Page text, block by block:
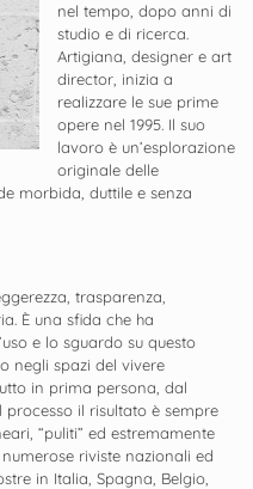
nel tempo, dopo anni di
studio e di ricerca.
Artigiana, designer e art
director, inizia a
realizzare le sue prime
opere nel 1995. Il suo
lavoro è un’esplorazione
originale delle
morbida, duttile e senza
trasparenza,
È una sfida che ha
e lo sguardo su questo
negli spazi del vivere
in prima persona, dal
processo il risultato è sempre
“puliti” ed estremamente
riviste nazionali ed
in Italia, Spagna, Belgio,